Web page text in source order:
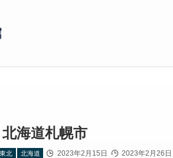
海道札幌市
北 北海道 2023年2月15日 2023年2月26日